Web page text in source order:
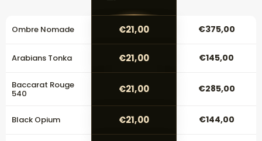
Ombre Nomade €21,00 €375,00
Arabians Tonka €21,00 €145,00
Baccarat Rouge
540 €21,00 €285,00
Black Opium €21,00 €144,00